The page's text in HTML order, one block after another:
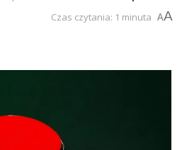
Czas czytania: 1 minuta AA